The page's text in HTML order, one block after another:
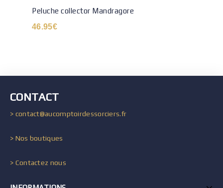
Peluche collector Mandragore
46.95€
CONTACT
> contact@aucomptoirdessorciers.fr
> Nos boutiques
> Contactez nous